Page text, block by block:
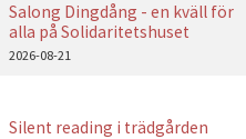
Salong Dingdång - en kväll för
alla på Solidaritetshuset
2026-08-21
Silent reading i trädgården